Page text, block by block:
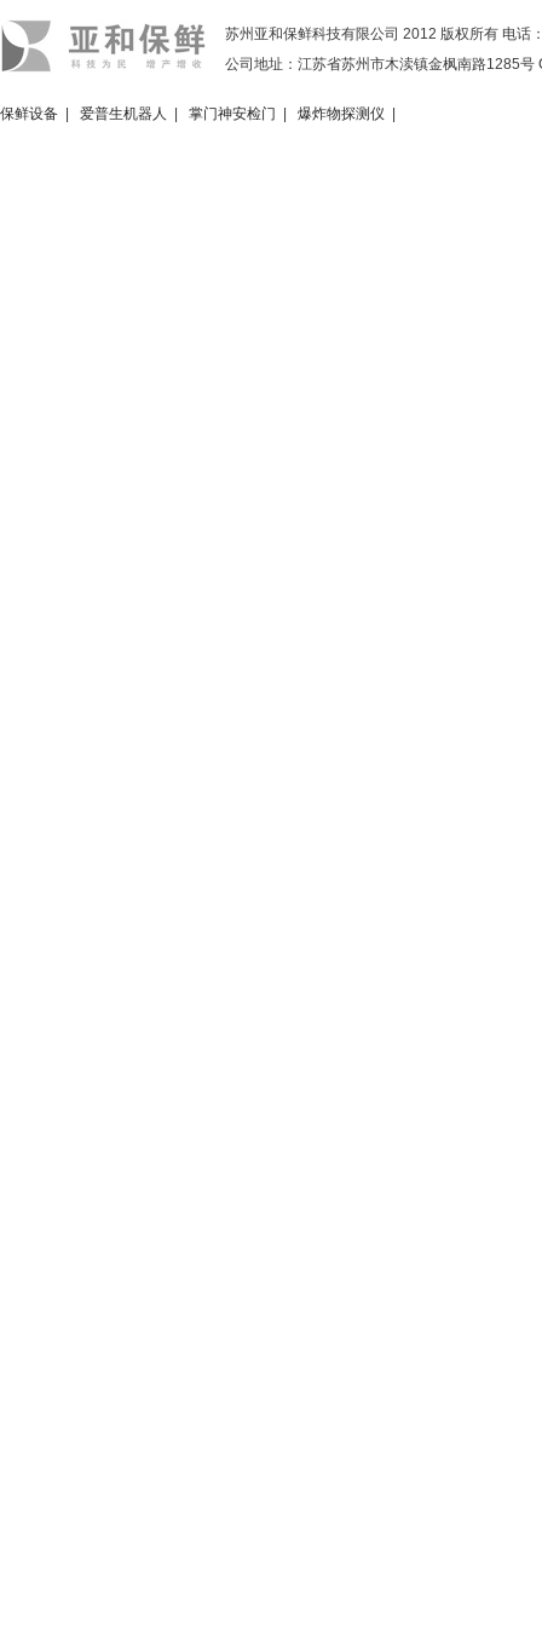
苏州亚和保鲜科技有限公司 2012 版权所有 电
公司地址：江苏省苏州市木渎镇金枫南路1285
保鲜设备 爱普生机器人 掌门神安检门 爆炸物探测仪